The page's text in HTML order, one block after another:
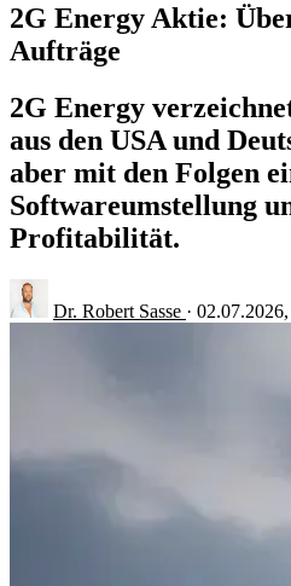
2G Energy Aktie:
Aufträge
2G Energy
aus den USA und
aber mit den Folgen
Softwareumstellung
Profitabilität.
Dr. Robert Sasse ·